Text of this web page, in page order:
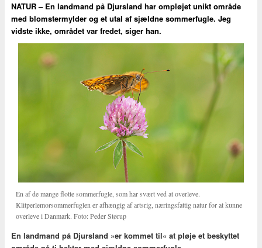
NATUR – En landmand på Djursland har ompløjet unikt område
med blomstermylder og et utal af sjældne sommerfugle. Jeg
vidste ikke, området var fredet, siger han.
En af de mange flotte sommerfugle, som har svært ved at overleve.
Klitperlemorsommerfuglen er afhængig af artsrig, næringsfattig natur for at kunne
overleve i Danmark. Foto: Peder Størup
En landmand på Djursland »er kommet til« at pløje et beskyttet